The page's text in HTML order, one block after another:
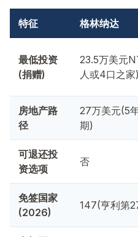
特征 格林纳达
最低投资
(捐赠)
23.5万美元
人或4口之家)
房地产路
径
27万美元(5
期)
可退还投
资选项
否
免签国家
(2026)
147(亨利第